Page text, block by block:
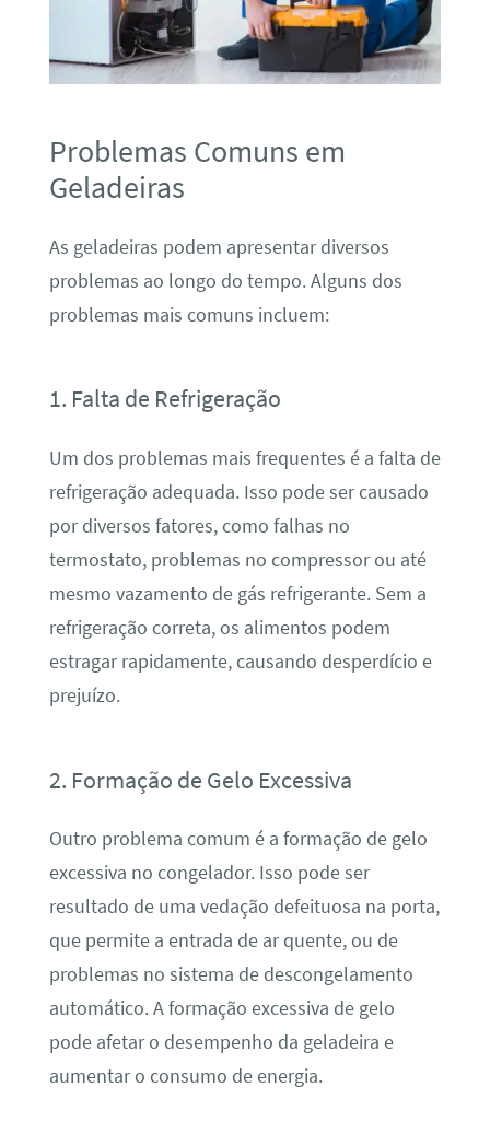
Problemas Comuns em
Geladeiras
As geladeiras podem apresentar diversos
problemas ao longo do tempo. Alguns dos
problemas mais comuns incluem:
1. Falta de Refrigeração
Um dos problemas mais frequentes é a falta de
refrigeração adequada. Isso pode ser causado
por diversos fatores, como falhas no
termostato, problemas no compressor ou até
mesmo vazamento de gás refrigerante. Sem a
refrigeração correta, os alimentos podem
estragar rapidamente, causando desperdício e
prejuízo.
2. Formação de Gelo Excessiva
Outro problema comum é a formação de gelo
excessiva no congelador. Isso pode ser
resultado de uma vedação defeituosa na porta,
que permite a entrada de ar quente, ou de
problemas no sistema de descongelamento
automático. A formação excessiva de gelo
pode afetar o desempenho da geladeira e
aumentar o consumo de energia.